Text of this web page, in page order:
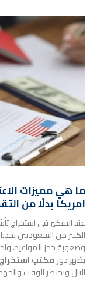
ما هي مميزات
امريكا بدلًا من
عند التفكير في استخراج
الكثير من السعوديين
وصعوبة حجز المواعيد،
يظهر دورمكتب استخراج
البال ويختصر الوقت